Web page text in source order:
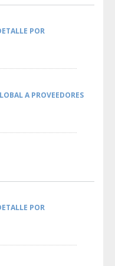
POR
A PROVEEDORES
POR